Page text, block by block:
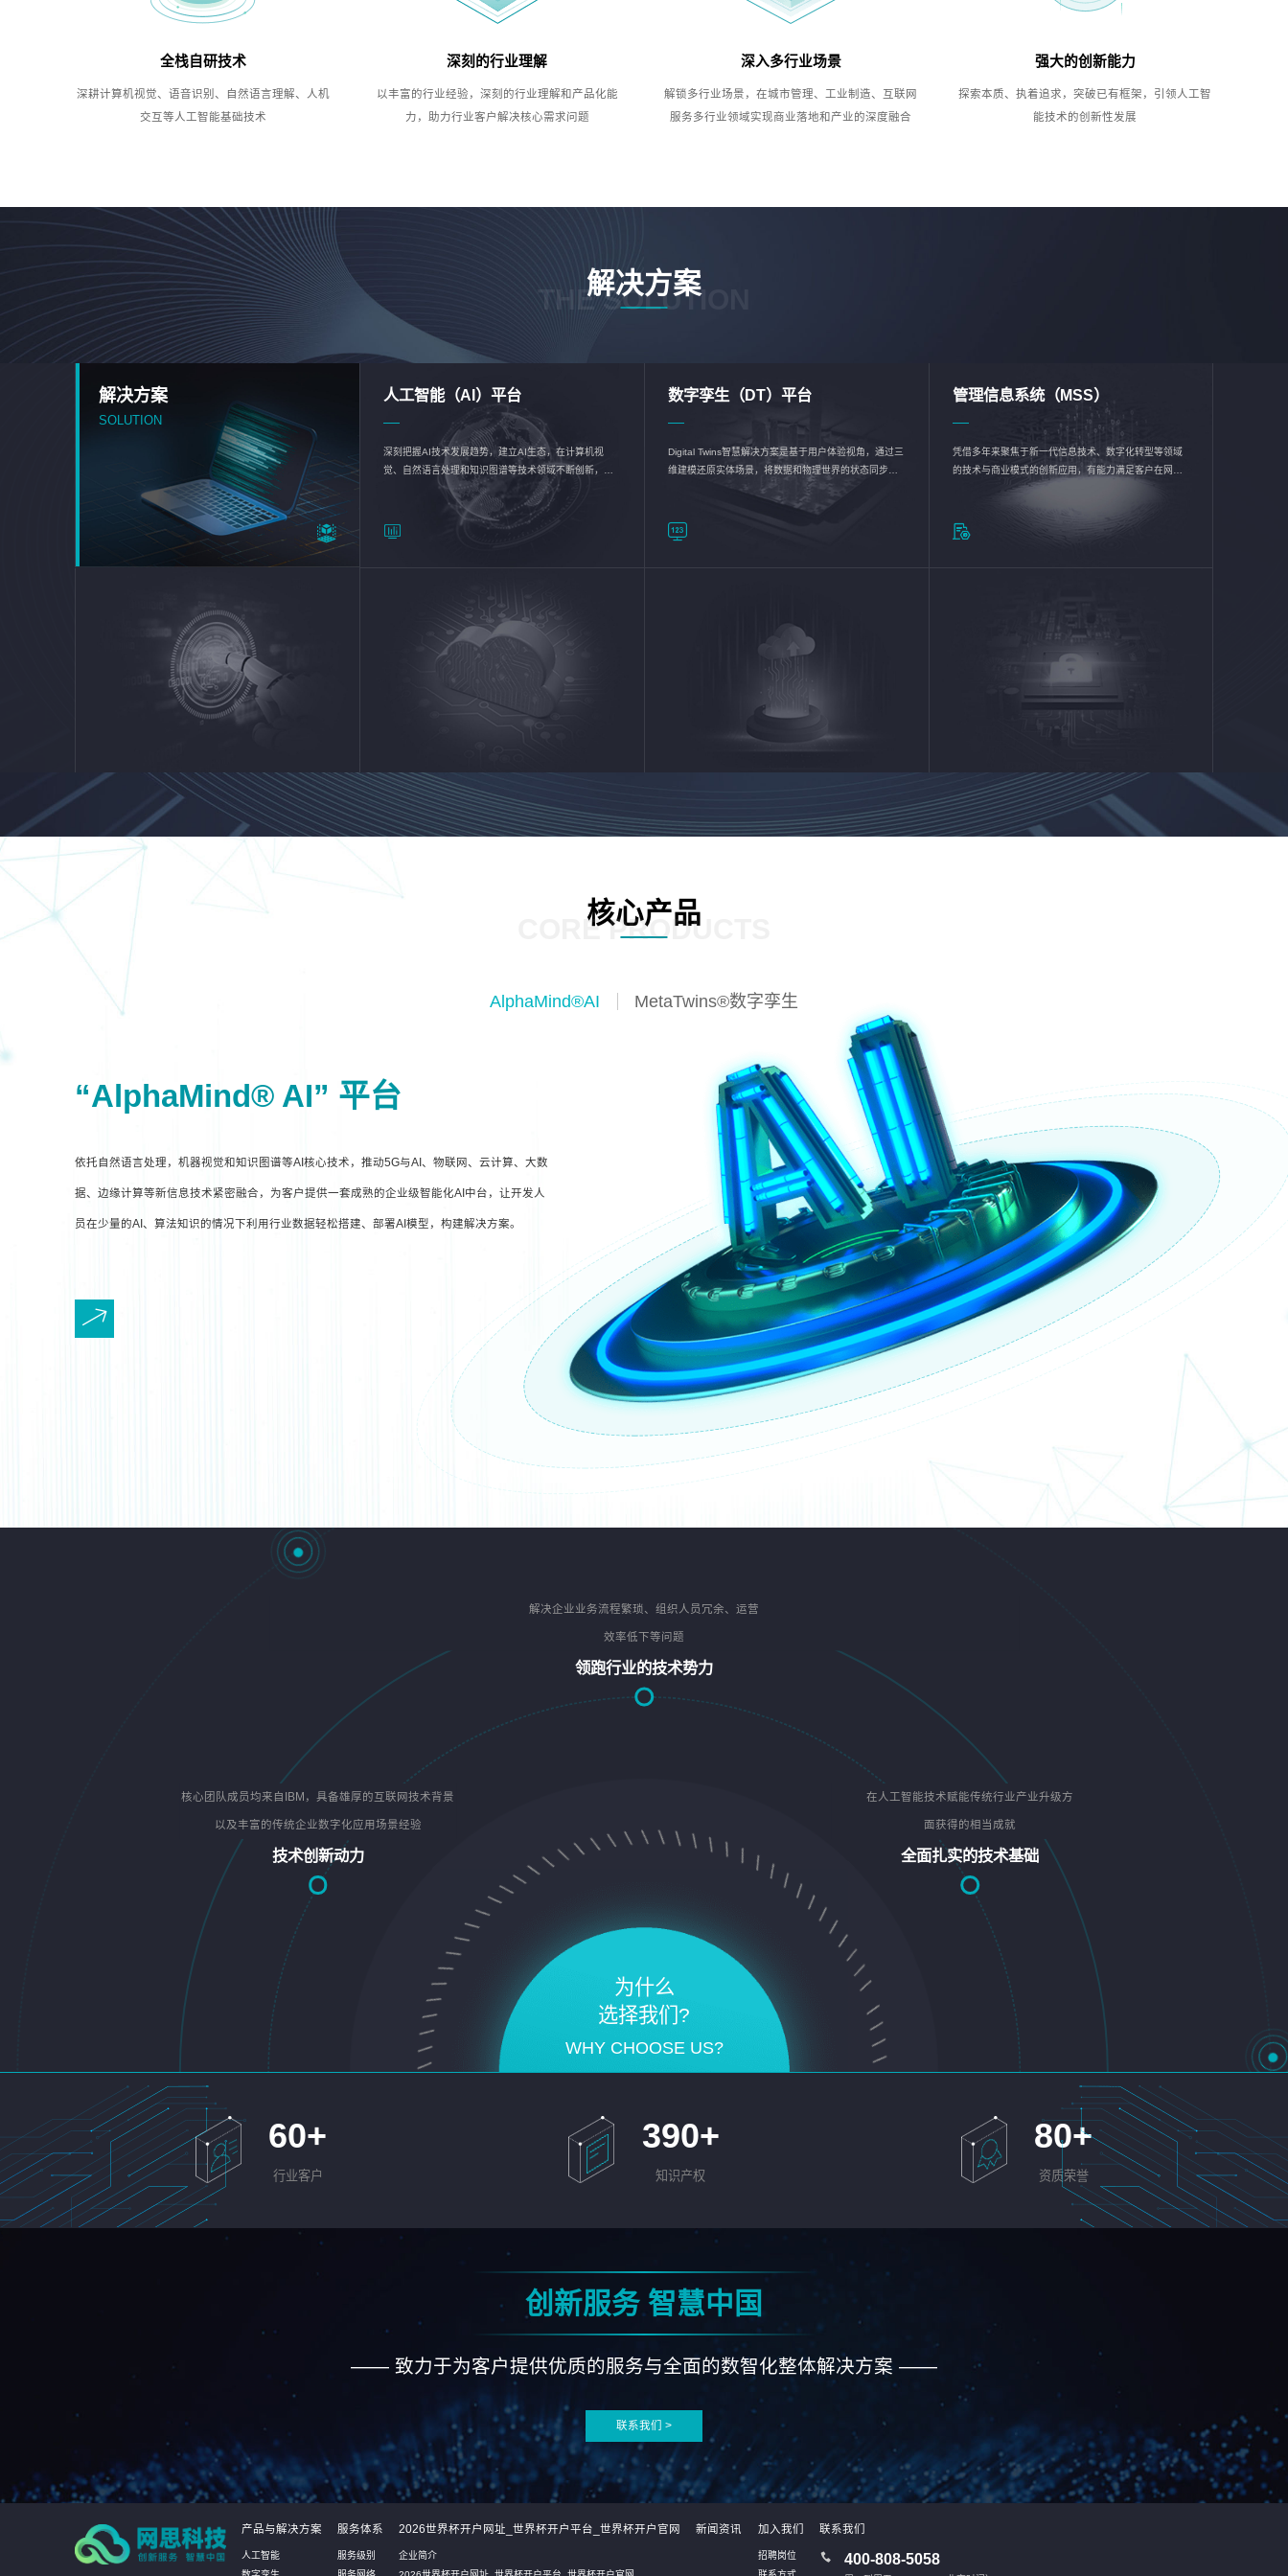
全栈自研技术
深耕计算机视觉、语音识别、自然语言理解、人机
交互等人工智能基础技术
深刻的行业理解
以丰富的行业经验，深刻的行业理解和产品化能
力，助力行业客户解决核心需求问题
深入多行业场景
解锁多行业场景，在城市管理、工业制造、互联网
服务多行业领域实现商业落地和产业的深度融合
强大的创新能力
探索本质、执着追求，突破已有框架，引领人工智
能技术的创新性发展
解决方案
THE SOLUTION
解决方案
SOLUTION
人工智能（AI）平台
深刻把握AI技术发展趋势，建立AI生态，在计算机视
觉、自然语言处理和知识图谱等技术领域不断创新，持
续优化企业数智化转型加速器—AlphaMind®AI能力开放
数字孪生（DT）平台
Digital Twins智慧解决方案是基于用户体验视角，通过三
维建模还原实体场景，将数据和物理世界的状态同步呈
现，使用户对关键数据有更直观的感受，推动各行业完
成智能化转型，实现新旧动能的转换
管理信息系统（MSS）
凭借多年来聚焦于新一代信息技术、数字化转型等领域
的技术与商业模式的创新应用，有能力满足客户在网络
优化、运营维护和信息安全防护等方面的需求，为客户
核心产品
CORE PRODUCTS
AlphaMind®AI MetaTwins®数字孪生
“AlphaMind® AI” 平台
依托自然语言处理，机器视觉和知识图谱等AI核心技术，推动5G与AI、物联网、云计算、大数
据、边缘计算等新信息技术紧密融合，为客户提供一套成熟的企业级智能化AI中台，让开发人
员在少量的AI、算法知识的情况下利用行业数据轻松搭建、部署AI模型，构建解决方案。
为什么
选择我们?
WHY CHOOSE US?
核心团队成员均来自IBM，具备雄厚的互联网技术背景
以及丰富的传统企业数字化应用场景经验
技术创新动力
解决企业业务流程繁琐、组织人员冗余、运营
效率低下等问题
领跑行业的技术势力
在人工智能技术赋能传统行业产业升级方
面获得的相当成就
全面扎实的技术基础
60+
行业客户
390+
知识产权
80+
资质荣誉
创新服务 智慧中国
—— 致力于为客户提供优质的服务与全面的数智化整体解决方案 ——
联系我们 >
产品与解决方案
人工智能
服务体系
服务级别
2026世界杯开户网址_世界杯开户平台_世界杯开户官网
企业简介
新闻资讯 加入我们
招聘岗位
联系我们
400-808-5058